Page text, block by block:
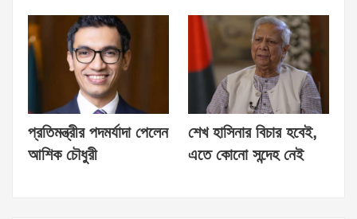
প্রতিমন্ত্রীর পদমর্যাদা পেলেন
আশিক চৌধুরী
শেখ হাসিনার বিচার হবেই,
এতে কোনো সন্দেহ নেই